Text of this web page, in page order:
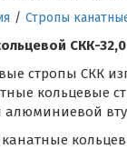
/ Стропы
СКК-
стропы СКК
кольцевые
алюминиевой